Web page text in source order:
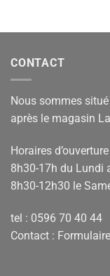
CONTACT
Nous sommes
après le magasin
Horaires d’ouverture
8h30-17h du Lundi
8h30-12h30 le
tel : 0596 70 40 44
Contact :